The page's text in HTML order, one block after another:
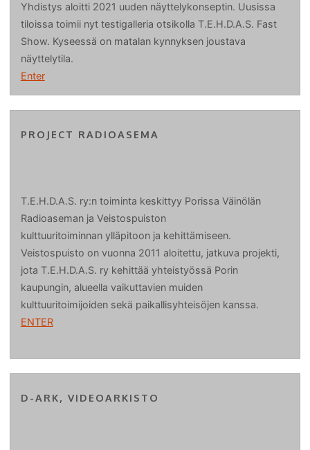
Yhdistys aloitti 2021 uuden näyttelykonseptin. Uusissa
tiloissa toimii nyt testigalleria otsikolla T.E.H.D.A.S. Fast
Show. Kyseessä on matalan kynnyksen joustava
näyttelytila.
Enter
PROJECT RADIOASEMA
T.E.H.D.A.S. ry:n toiminta keskittyy Porissa Väinölän
Radioaseman ja Veistospuiston
kulttuuritoiminnan ylläpitoon ja kehittämiseen.
Veistospuisto on vuonna 2011 aloitettu, jatkuva projekti,
jota T.E.H.D.A.S. ry kehittää yhteistyössä Porin
kaupungin, alueella vaikuttavien muiden
kulttuuritoimijoiden sekä paikallisyhteisöjen kanssa.
ENTER
D-ARK, VIDEOARKISTO